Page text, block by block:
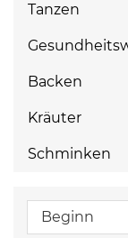
Tanzen
Backen
Kräuter
Schminken
Beginn